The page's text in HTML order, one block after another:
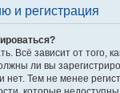
и регистрация
Всё зависит от того,
ли вы
Тем не менее